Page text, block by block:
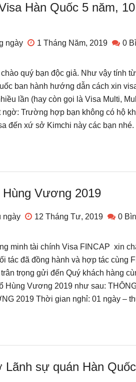
Hàn Quốc 5 năm,
ngày 1 Tháng Năm, 2019 0
quý bạn độc giả. Như vậy tính
ban hành hướng dẫn cách xin
lần (hay còn gọi là Visa Multi,
ngờ: Trường hợp bạn không có hộ
đến xứ sở Kimchi này các bạn
Vương 2019
ngày 12 Tháng Tư, 2019 0
minh tài chính Visa FINCAP xin
tác đã đồng hành và hợp tác cùng
trọng gửi đến Quý khách hàng
Hùng Vương 2019 như sau:
2019 Thời gian nghỉ: 01 ngày –
sự quán Hàn